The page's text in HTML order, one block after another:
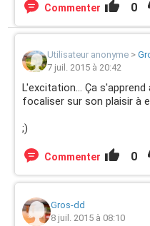
Commenter 0
Utilisateur anonyme >
7 juil. 2015 à 20:42
L'excitation... Ça
focaliser sur son plaisir à
;)
Commenter 0
Gros-dd
8 juil. 2015 à 08:10